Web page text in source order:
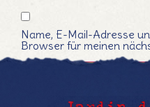
Name, E-Mail-Adresse
Browser für meinen